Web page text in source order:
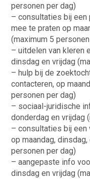
personen per dag)
– consultaties bij
mee te praten op
(maximum 5
– uitdelen van kleren
dinsdag en vrijdag
– hulp bij de
contacteren, op
personen per dag)
– sociaal-juridische
donderdag en vrijdag
– consultaties bij een
op maandag,
personen per dag)
– aangepaste info
dinsdag en vrijdag